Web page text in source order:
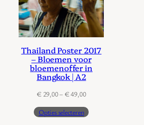
Thailand Poster 2017
– Bloemen voor
bloemenoffer in
Bangkok | A2
€ 29,00– €49,00Prijsklasse:
tot
Opties selecteren